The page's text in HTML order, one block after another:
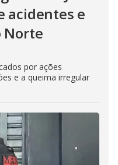
acidentes e
Norte
por ações
e a queima irregular